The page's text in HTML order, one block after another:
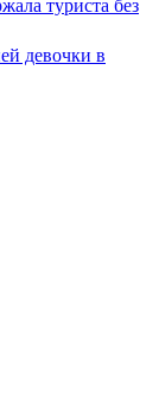
девочки в